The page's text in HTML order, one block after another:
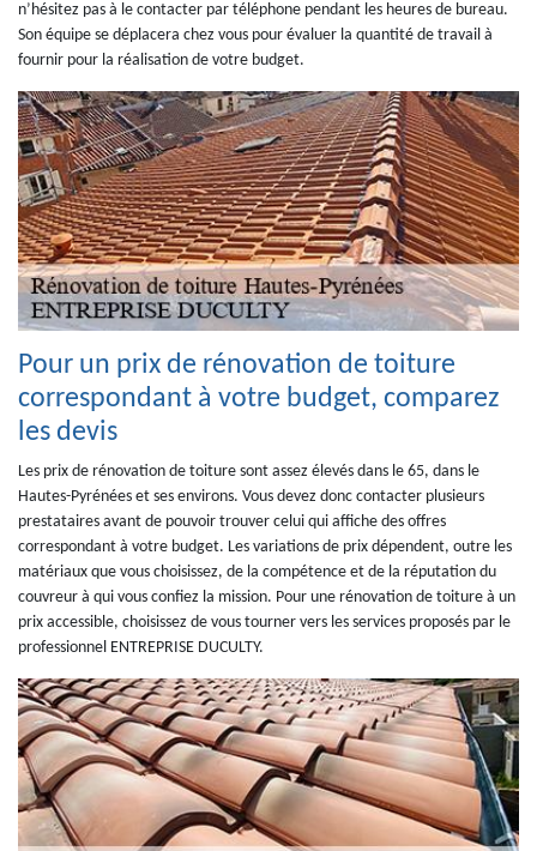
n’hésitez pas à le contacter par téléphone pendant les heures de bureau.
Son équipe se déplacera chez vous pour évaluer la quantité de travail à
fournir pour la réalisation de votre budget.
Pour un prix de rénovation de toiture
correspondant à votre budget, comparez
les devis
Les prix de rénovation de toiture sont assez élevés dans le 65, dans le
Hautes-Pyrénées et ses environs. Vous devez donc contacter plusieurs
prestataires avant de pouvoir trouver celui qui affiche des offres
correspondant à votre budget. Les variations de prix dépendent, outre les
matériaux que vous choisissez, de la compétence et de la réputation du
couvreur à qui vous confiez la mission. Pour une rénovation de toiture à un
prix accessible, choisissez de vous tourner vers les services proposés par le
professionnel ENTREPRISE DUCULTY.